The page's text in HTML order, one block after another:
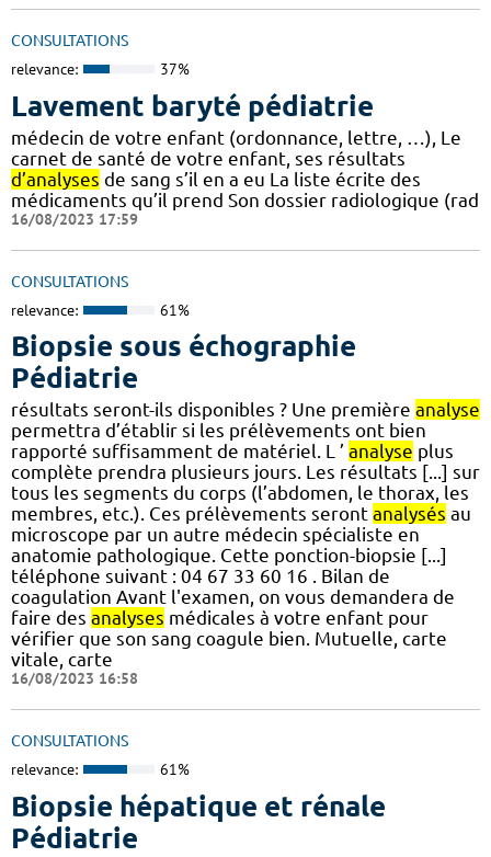
CONSULTATIONS
relevance: 37%
Lavement baryté pédiatrie
médecin de votre enfant (ordonnance, lettre, …), Le
carnet de santé de votre enfant, ses résultats
d’analyses de sang s’il en a eu La liste écrite des
médicaments qu’il prend Son dossier radiologique (rad
16/08/2023 17:59
CONSULTATIONS
relevance: 61%
Biopsie sous échographie
Pédiatrie
résultats seront-ils disponibles ? Une première analyse
permettra d’établir si les prélèvements ont bien
rapporté suffisamment de matériel. L ’ analyse plus
complète prendra plusieurs jours. Les résultats [...] sur
tous les segments du corps (l’abdomen, le thorax, les
membres, etc.). Ces prélèvements seront analysés au
microscope par un autre médecin spécialiste en
anatomie pathologique. Cette ponction-biopsie [...]
téléphone suivant : 04 67 33 60 16 . Bilan de
coagulation Avant l'examen, on vous demandera de
faire des analyses médicales à votre enfant pour
vérifier que son sang coagule bien. Mutuelle, carte
vitale, carte
16/08/2023 16:58
CONSULTATIONS
relevance: 61%
Biopsie hépatique et rénale
Pédiatrie